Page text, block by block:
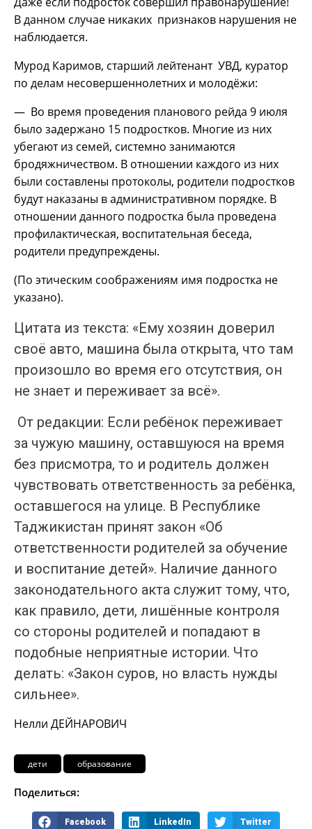
В данном случае никаких признаков нарушения не
наблюдается.
Мурод Каримов, старший лейтенант УВД, куратор
по делам несовершеннолетних и молодёжи:
— Во время проведения планового рейда 9 июля
было задержано 15 подростков. Многие из них
убегают из семей, системно занимаются
бродяжничеством. В отношении каждого из них
были составлены протоколы, родители подростков
будут наказаны в административном порядке. В
отношении данного подростка была проведена
профилактическая, воспитательная беседа,
родители предупреждены.
(По этическим соображениям имя подростка не
указано).
Цитата из текста: «Ему хозяин доверил
своё авто, машина была открыта, что там
произошло во время его отсутствия, он
не знает и переживает за всё».
От редакции: Если ребёнок переживает
за чужую машину, оставшуюся на время
без присмотра, то и родитель должен
чувствовать ответственность за ребёнка,
оставшегося на улице. В Республике
Таджикистан принят закон «Об
ответственности родителей за обучение
и воспитание детей». Наличие данного
законодательного акта служит тому, что,
как правило, дети, лишённые контроля
со стороны родителей и попадают в
подобные неприятные истории. Что
делать: «Закон суров, но власть нужды
сильнее».
Нелли ДЕЙНАРОВИЧ
дети образование
Поделиться:
Facebook LinkedIn Twitter